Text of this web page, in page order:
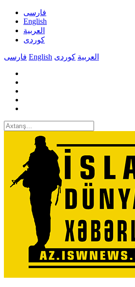
فارسی
English
العربیة
کوردی
فارسی English العربیة کوردی